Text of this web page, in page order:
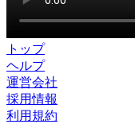
トップ
ヘルプ
運営会社
採用情報
利用規約